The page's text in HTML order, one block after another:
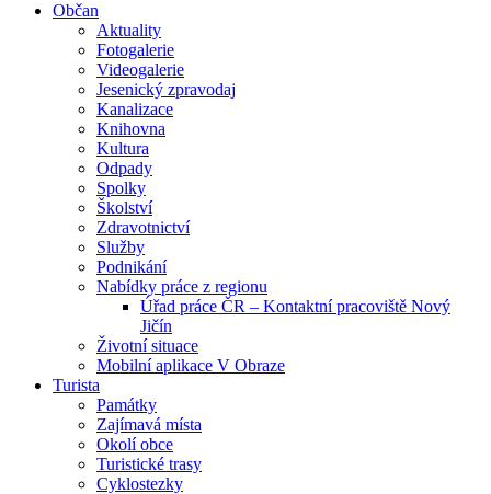
Občan
Aktuality
Fotogalerie
Videogalerie
Jesenický zpravodaj
Kanalizace
Knihovna
Kultura
Odpady
Spolky
Školství
Zdravotnictví
Služby
Podnikání
Nabídky práce z regionu
Úřad práce ČR – Kontaktní pracoviště Nový
Jičín
Životní situace
Mobilní aplikace V Obraze
Turista
Památky
Zajímavá místa
Okolí obce
Turistické trasy
Cyklostezky